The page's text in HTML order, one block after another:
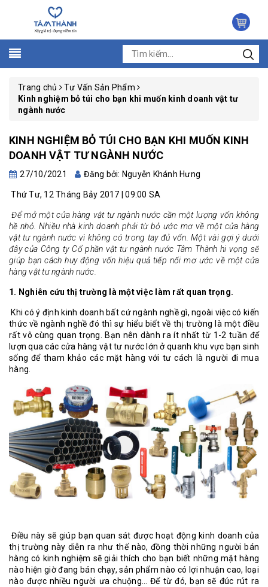
Trang chủ
Tư Vấn Sản Phẩm
Kinh nghiệm bỏ túi cho bạn khi muốn kinh doanh vật tư
ngành nước
KINH NGHIỆM BỎ TÚI CHO BẠN KHI MUỐN KINH
DOANH VẬT TƯ NGÀNH NƯỚC
27/10/2021 Đăng bởi: Nguyễn Khánh Hưng
Thứ Tư, 12 Tháng Bảy 2017 | 09:00 SA
Để mở một cửa hàng vật tư ngành nước cần một lượng vốn không
hề nhỏ. Nhiều nhà kinh doanh phải từ bỏ ước mơ về một cửa hàng
vật tư ngành nước vì không có trong tay đủ vốn. Một vài gợi ý dưới
đây của Công ty Cổ phần vật tư ngành nước Tâm Thành hi vọng sẽ
giúp bạn cách huy động vốn hiệu quả tiếp nối mơ ước về một cửa
hàng vật tư ngành nước.
1. Nghiên cứu thị trường là một việc làm rất quan trọng.
Khi có ý định kinh doanh bất cứ ngành nghề gì, ngoài việc có kiến
thức về ngành nghề đó thì sự hiểu biết về thị trường là một điều
rất vô cùng quan trọng. Bạn nên dành ra ít nhất từ 1-2 tuần để
lượn qua các cửa hàng vật tư nước lớn ở quanh khu vực bạn sinh
sống để tham khảo các mặt hàng với tư cách là người đi mua
hàng.
Điều này sẽ giúp bạn quan sát được hoạt động kinh doanh của
thị trường này diễn ra như thế nào, đồng thời những người bán
hàng có kinh nghiệm sẽ giải thích cho bạn biết những mặt hàng
nào hiện giờ đang bán chạy, sản phẩm nào có lợi nhuận cao, loại
nào được nhiều người ưa chuộng… Để từ đó, bạn sẽ đúc rút ra